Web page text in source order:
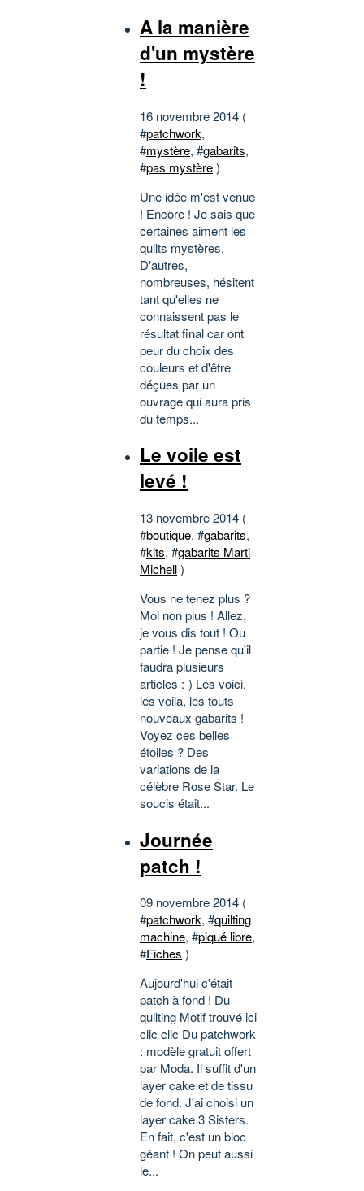
A la manière
d'un mystère
!
16 novembre 2014 (
#patchwork,
#mystère, #gabarits,
#pas mystère)
Une idée m'est venue
! Encore ! Je sais que
certaines aiment les
quilts mystères.
D'autres,
nombreuses, hésitent
tant qu'elles ne
connaissent pas le
résultat final car ont
peur du choix des
couleurs et d'être
déçues par un
ouvrage qui aura pris
du temps...
Le voile est
levé !
13 novembre 2014 (
#boutique, #gabarits,
#kits, #gabarits Marti
Michell)
Vous ne tenez plus ?
Moi non plus ! Allez,
je vous dis tout ! Ou
partie ! Je pense qu'il
faudra plusieurs
articles :-) Les voici,
les voila, les touts
nouveaux gabarits !
Voyez ces belles
étoiles ? Des
variations de la
célèbre Rose Star. Le
soucis était...
Journée
patch !
09 novembre 2014 (
#patchwork, #quilting
machine, #piqué libre,
#Fiches )
Aujourd'hui c'était
patch à fond ! Du
quilting Motif trouvé ici
clic clic Du patchwork
: modèle gratuit offert
par Moda. Il suffit d'un
layer cake et de tissu
de fond. J'ai choisi un
layer cake 3 Sisters.
En fait, c'est un bloc
géant ! On peut aussi
le...